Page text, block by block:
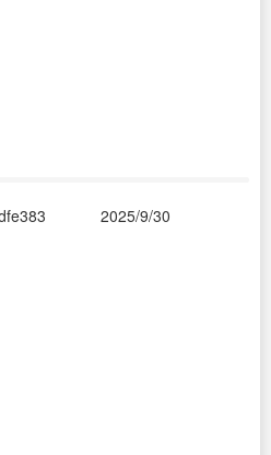
2025/9/30